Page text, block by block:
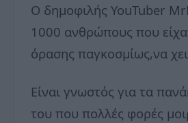
Ο δημοφιλής YouTuber
1000 ανθρώπους που
όρασης παγκοσμίως,να
Είναι γνωστός για τα
του που πολλές φορές